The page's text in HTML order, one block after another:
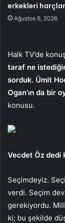
erkekleri
Ağustos 6, 2026
Halk TV’de
taraf ne
sorduk. Ümit
Ogan’ın da bir
konusu.
Vecdet Öz dedi
Seçimdeyiz.
verdi. Seçim
gerekiyordu.
ki; bu şekilde